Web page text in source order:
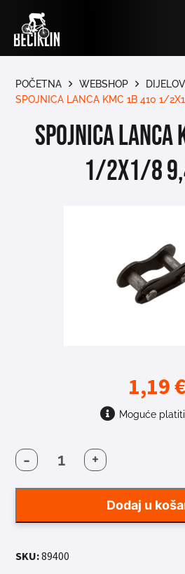
POČETNA WEBSHOP DIJELOVI
SPOJNICA LANCA KMC 1B 410 1/
SPOJNICA
1/2X1/8
1,19€
Moguće
-
SPOJNICA
KMC
410
9,4
+
Dodaj u
SKU:89400